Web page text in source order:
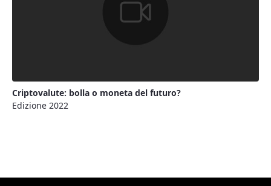
Criptovalute: bolla o moneta del futuro?
Edizione 2022